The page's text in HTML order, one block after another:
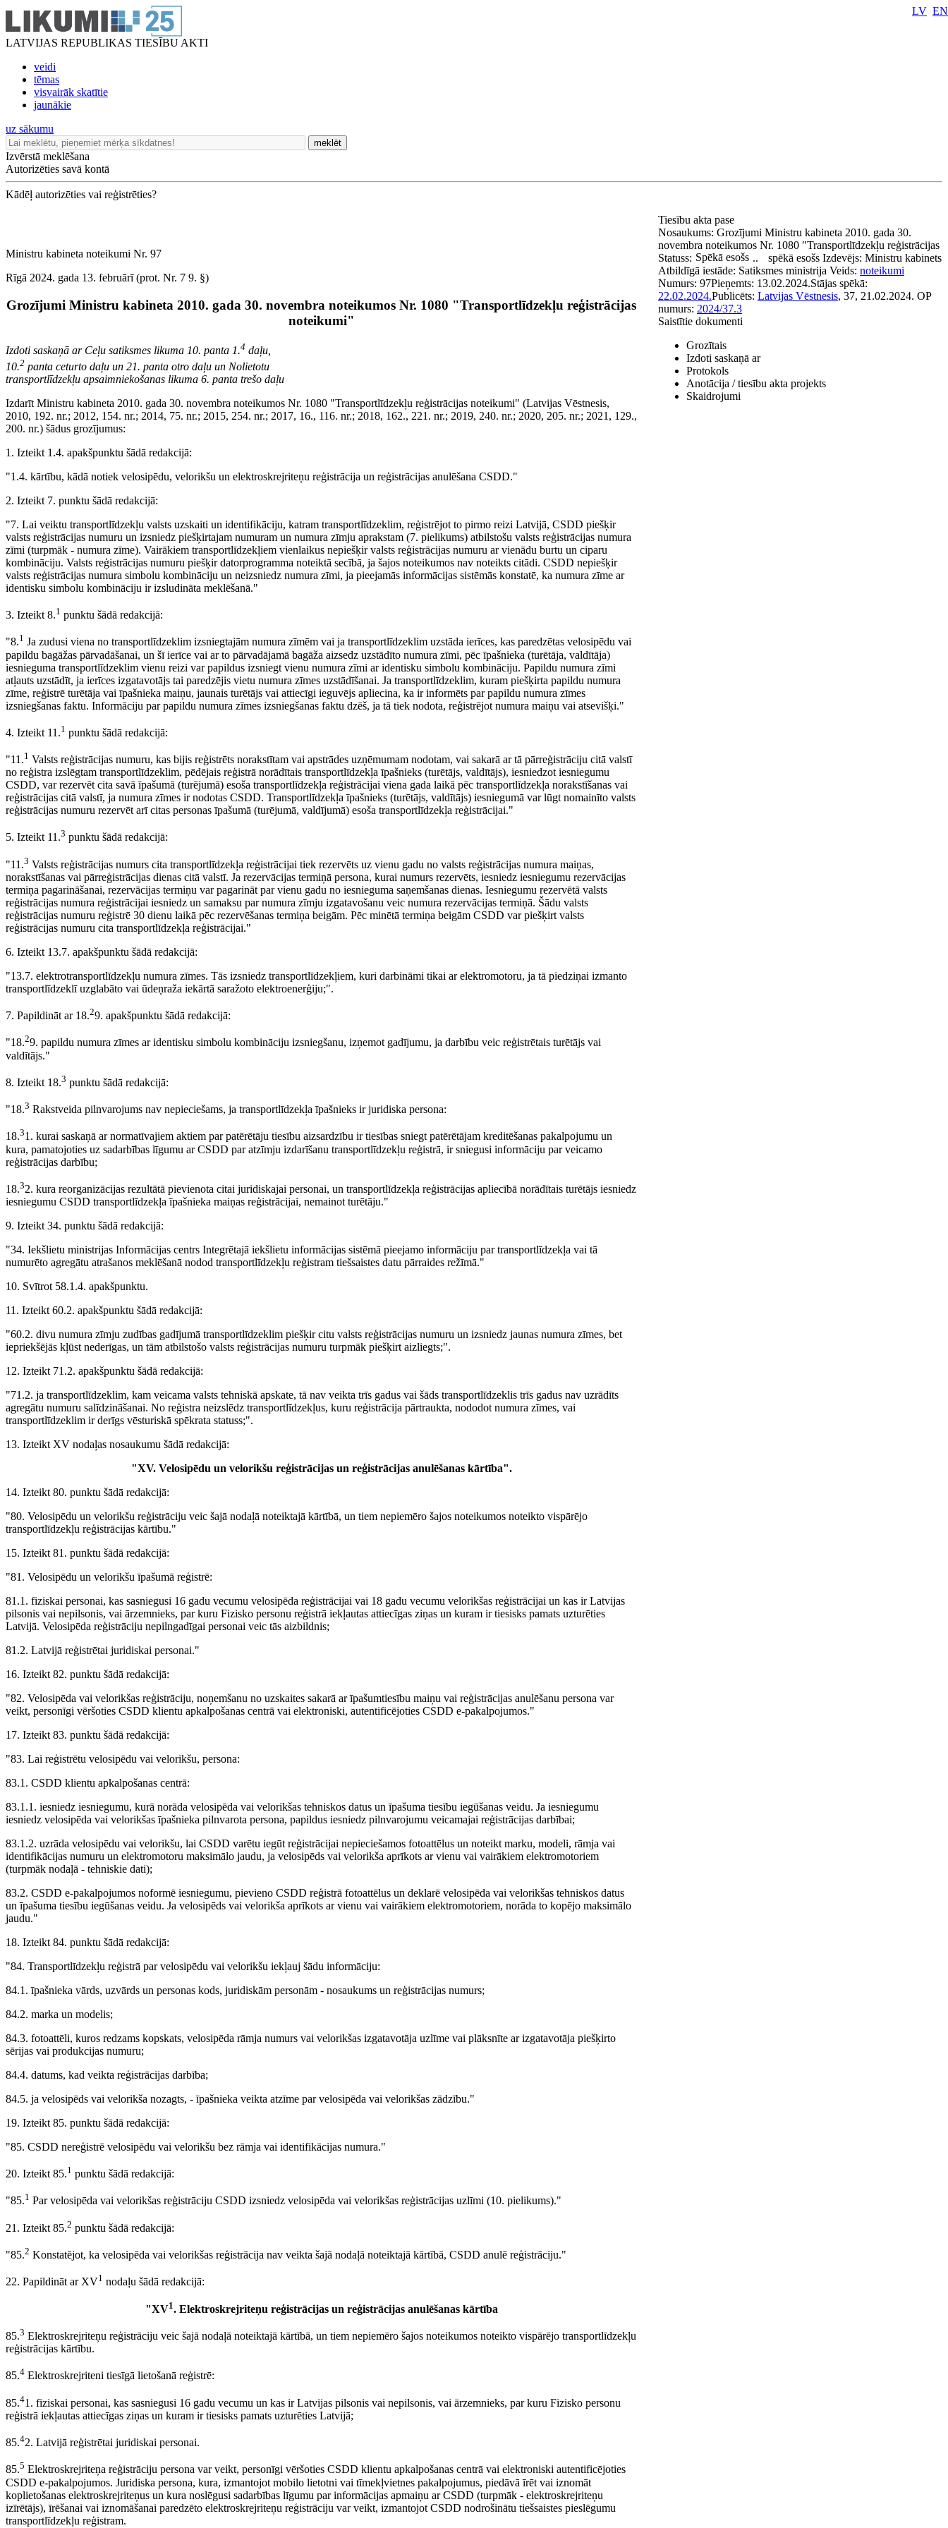
LATVIJAS REPUBLIKAS TIESĪBU AKTI
veidi
tēmas
visvairāk skatītie
jaunākie
LV EN
uz sākumu
meklēt
Izvērstā meklēšana
Autorizēties savā kontā
Kādēļ autorizēties vai reģistrēties?
Ministru kabineta noteikumi Nr. 97
Rīgā 2024. gada 13. februārī (prot. Nr. 7 9. §)
Grozījumi Ministru kabineta 2010. gada 30. novembra noteikumos Nr. 1080 "Transportlīdzekļu reģistrācijas
noteikumi"
Izdoti saskaņā ar Ceļu satiksmes likuma 10. panta 1.4 daļu,
10.2 panta ceturto daļu un 21. panta otro daļu un Nolietotu
transportlīdzekļu apsaimniekošanas likuma 6. panta trešo daļu
Izdarīt Ministru kabineta 2010. gada 30. novembra noteikumos Nr. 1080 "Transportlīdzekļu reģistrācijas noteikumi" (Latvijas Vēstnesis,
2010, 192. nr.; 2012, 154. nr.; 2014, 75. nr.; 2015, 254. nr.; 2017, 16., 116. nr.; 2018, 162., 221. nr.; 2019, 240. nr.; 2020, 205. nr.; 2021, 129.,
200. nr.) šādus grozījumus:
1. Izteikt 1.4. apakšpunktu šādā redakcijā:
"1.4. kārtību, kādā notiek velosipēdu, velorikšu un elektroskrejriteņu reģistrācija un reģistrācijas anulēšana CSDD."
2. Izteikt 7. punktu šādā redakcijā:
"7. Lai veiktu transportlīdzekļu valsts uzskaiti un identifikāciju, katram transportlīdzeklim, reģistrējot to pirmo reizi Latvijā, CSDD piešķir
valsts reģistrācijas numuru un izsniedz piešķirtajam numuram un numura zīmju aprakstam (7. pielikums) atbilstošu valsts reģistrācijas numura
zīmi (turpmāk - numura zīme). Vairākiem transportlīdzekļiem vienlaikus nepiešķir valsts reģistrācijas numuru ar vienādu burtu un ciparu
kombināciju. Valsts reģistrācijas numuru piešķir datorprogramma noteiktā secībā, ja šajos noteikumos nav noteikts citādi. CSDD nepiešķir
valsts reģistrācijas numura simbolu kombināciju un neizsniedz numura zīmi, ja pieejamās informācijas sistēmās konstatē, ka numura zīme ar
identisku simbolu kombināciju ir izsludināta meklēšanā."
3. Izteikt 8.1 punktu šādā redakcijā:
"8.1 Ja zudusi viena no transportlīdzeklim izsniegtajām numura zīmēm vai ja transportlīdzeklim uzstāda ierīces, kas paredzētas velosipēdu vai
papildu bagāžas pārvadāšanai, un šī ierīce vai ar to pārvadājamā bagāža aizsedz uzstādīto numura zīmi, pēc īpašnieka (turētāja, valdītāja)
iesnieguma transportlīdzeklim vienu reizi var papildus izsniegt vienu numura zīmi ar identisku simbolu kombināciju. Papildu numura zīmi
atļauts uzstādīt, ja ierīces izgatavotājs tai paredzējis vietu numura zīmes uzstādīšanai. Ja transportlīdzeklim, kuram piešķirta papildu numura
zīme, reģistrē turētāja vai īpašnieka maiņu, jaunais turētājs vai attiecīgi ieguvējs apliecina, ka ir informēts par papildu numura zīmes
izsniegšanas faktu. Informāciju par papildu numura zīmes izsniegšanas faktu dzēš, ja tā tiek nodota, reģistrējot numura maiņu vai atsevišķi."
4. Izteikt 11.1 punktu šādā redakcijā:
"11.1 Valsts reģistrācijas numuru, kas bijis reģistrēts norakstītam vai apstrādes uzņēmumam nodotam, vai sakarā ar tā pārreģistrāciju citā valstī
no reģistra izslēgtam transportlīdzeklim, pēdējais reģistrā norādītais transportlīdzekļa īpašnieks (turētājs, valdītājs), iesniedzot iesniegumu
CSDD, var rezervēt cita savā īpašumā (turējumā) esoša transportlīdzekļa reģistrācijai viena gada laikā pēc transportlīdzekļa norakstīšanas vai
reģistrācijas citā valstī, ja numura zīmes ir nodotas CSDD. Transportlīdzekļa īpašnieks (turētājs, valdītājs) iesniegumā var lūgt nomainīto valsts
reģistrācijas numuru rezervēt arī citas personas īpašumā (turējumā, valdījumā) esoša transportlīdzekļa reģistrācijai."
5. Izteikt 11.3 punktu šādā redakcijā:
"11.3 Valsts reģistrācijas numurs cita transportlīdzekļa reģistrācijai tiek rezervēts uz vienu gadu no valsts reģistrācijas numura maiņas,
norakstīšanas vai pārreģistrācijas dienas citā valstī. Ja rezervācijas termiņā persona, kurai numurs rezervēts, iesniedz iesniegumu rezervācijas
termiņa pagarināšanai, rezervācijas termiņu var pagarināt par vienu gadu no iesnieguma saņemšanas dienas. Iesniegumu rezervētā valsts
reģistrācijas numura reģistrācijai iesniedz un samaksu par numura zīmju izgatavošanu veic numura rezervācijas termiņā. Šādu valsts
reģistrācijas numuru reģistrē 30 dienu laikā pēc rezervēšanas termiņa beigām. Pēc minētā termiņa beigām CSDD var piešķirt valsts
reģistrācijas numuru cita transportlīdzekļa reģistrācijai."
6. Izteikt 13.7. apakšpunktu šādā redakcijā:
"13.7. elektrotransportlīdzekļu numura zīmes. Tās izsniedz transportlīdzekļiem, kuri darbināmi tikai ar elektromotoru, ja tā piedziņai izmanto
transportlīdzeklī uzglabāto vai ūdeņraža iekārtā saražoto elektroenerģiju;".
7. Papildināt ar 18.29. apakšpunktu šādā redakcijā:
"18.29. papildu numura zīmes ar identisku simbolu kombināciju izsniegšanu, izņemot gadījumu, ja darbību veic reģistrētais turētājs vai
valdītājs."
8. Izteikt 18.3 punktu šādā redakcijā:
"18.3 Rakstveida pilnvarojums nav nepieciešams, ja transportlīdzekļa īpašnieks ir juridiska persona:
18.31. kurai saskaņā ar normatīvajiem aktiem par patērētāju tiesību aizsardzību ir tiesības sniegt patērētājam kreditēšanas pakalpojumu un
kura, pamatojoties uz sadarbības līgumu ar CSDD par atzīmju izdarīšanu transportlīdzekļu reģistrā, ir sniegusi informāciju par veicamo
reģistrācijas darbību;
18.32. kura reorganizācijas rezultātā pievienota citai juridiskajai personai, un transportlīdzekļa reģistrācijas apliecībā norādītais turētājs iesniedz
iesniegumu CSDD transportlīdzekļa īpašnieka maiņas reģistrācijai, nemainot turētāju."
9. Izteikt 34. punktu šādā redakcijā:
"34. Iekšlietu ministrijas Informācijas centrs Integrētajā iekšlietu informācijas sistēmā pieejamo informāciju par transportlīdzekļa vai tā
numurēto agregātu atrašanos meklēšanā nodod transportlīdzekļu reģistram tiešsaistes datu pārraides režīmā."
10. Svītrot 58.1.4. apakšpunktu.
11. Izteikt 60.2. apakšpunktu šādā redakcijā:
"60.2. divu numura zīmju zudības gadījumā transportlīdzeklim piešķir citu valsts reģistrācijas numuru un izsniedz jaunas numura zīmes, bet
iepriekšējās kļūst nederīgas, un tām atbilstošo valsts reģistrācijas numuru turpmāk piešķirt aizliegts;".
12. Izteikt 71.2. apakšpunktu šādā redakcijā:
"71.2. ja transportlīdzeklim, kam veicama valsts tehniskā apskate, tā nav veikta trīs gadus vai šāds transportlīdzeklis trīs gadus nav uzrādīts
agregātu numuru salīdzināšanai. No reģistra neizslēdz transportlīdzekļus, kuru reģistrācija pārtraukta, nododot numura zīmes, vai
transportlīdzeklim ir derīgs vēsturiskā spēkrata statuss;".
13. Izteikt XV nodaļas nosaukumu šādā redakcijā:
"XV. Velosipēdu un velorikšu reģistrācijas un reģistrācijas anulēšanas kārtība".
14. Izteikt 80. punktu šādā redakcijā:
"80. Velosipēdu un velorikšu reģistrāciju veic šajā nodaļā noteiktajā kārtībā, un tiem nepiemēro šajos noteikumos noteikto vispārējo
transportlīdzekļu reģistrācijas kārtību."
15. Izteikt 81. punktu šādā redakcijā:
"81. Velosipēdu un velorikšu īpašumā reģistrē:
81.1. fiziskai personai, kas sasniegusi 16 gadu vecumu velosipēda reģistrācijai vai 18 gadu vecumu velorikšas reģistrācijai un kas ir Latvijas
pilsonis vai nepilsonis, vai ārzemnieks, par kuru Fizisko personu reģistrā iekļautas attiecīgas ziņas un kuram ir tiesisks pamats uzturēties
Latvijā. Velosipēda reģistrāciju nepilngadīgai personai veic tās aizbildnis;
81.2. Latvijā reģistrētai juridiskai personai."
16. Izteikt 82. punktu šādā redakcijā:
"82. Velosipēda vai velorikšas reģistrāciju, noņemšanu no uzskaites sakarā ar īpašumtiesību maiņu vai reģistrācijas anulēšanu persona var
veikt, personīgi vēršoties CSDD klientu apkalpošanas centrā vai elektroniski, autentificējoties CSDD e-pakalpojumos."
17. Izteikt 83. punktu šādā redakcijā:
"83. Lai reģistrētu velosipēdu vai velorikšu, persona:
83.1. CSDD klientu apkalpošanas centrā:
83.1.1. iesniedz iesniegumu, kurā norāda velosipēda vai velorikšas tehniskos datus un īpašuma tiesību iegūšanas veidu. Ja iesniegumu
iesniedz velosipēda vai velorikšas īpašnieka pilnvarota persona, papildus iesniedz pilnvarojumu veicamajai reģistrācijas darbībai;
83.1.2. uzrāda velosipēdu vai velorikšu, lai CSDD varētu iegūt reģistrācijai nepieciešamos fotoattēlus un noteikt marku, modeli, rāmja vai
identifikācijas numuru un elektromotoru maksimālo jaudu, ja velosipēds vai velorikša aprīkots ar vienu vai vairākiem elektromotoriem
(turpmāk nodaļā - tehniskie dati);
83.2. CSDD e-pakalpojumos noformē iesniegumu, pievieno CSDD reģistrā fotoattēlus un deklarē velosipēda vai velorikšas tehniskos datus
un īpašuma tiesību iegūšanas veidu. Ja velosipēds vai velorikša aprīkots ar vienu vai vairākiem elektromotoriem, norāda to kopējo maksimālo
jaudu."
18. Izteikt 84. punktu šādā redakcijā:
"84. Transportlīdzekļu reģistrā par velosipēdu vai velorikšu iekļauj šādu informāciju:
84.1. īpašnieka vārds, uzvārds un personas kods, juridiskām personām - nosaukums un reģistrācijas numurs;
84.2. marka un modelis;
84.3. fotoattēli, kuros redzams kopskats, velosipēda rāmja numurs vai velorikšas izgatavotāja uzlīme vai plāksnīte ar izgatavotāja piešķirto
sērijas vai produkcijas numuru;
84.4. datums, kad veikta reģistrācijas darbība;
84.5. ja velosipēds vai velorikša nozagts, - īpašnieka veikta atzīme par velosipēda vai velorikšas zādzību."
19. Izteikt 85. punktu šādā redakcijā:
"85. CSDD nereģistrē velosipēdu vai velorikšu bez rāmja vai identifikācijas numura."
20. Izteikt 85.1 punktu šādā redakcijā:
"85.1 Par velosipēda vai velorikšas reģistrāciju CSDD izsniedz velosipēda vai velorikšas reģistrācijas uzlīmi (10. pielikums)."
21. Izteikt 85.2 punktu šādā redakcijā:
"85.2 Konstatējot, ka velosipēda vai velorikšas reģistrācija nav veikta šajā nodaļā noteiktajā kārtībā, CSDD anulē reģistrāciju."
22. Papildināt ar XV1 nodaļu šādā redakcijā:
"XV1. Elektroskrejriteņu reģistrācijas un reģistrācijas anulēšanas kārtība
85.3 Elektroskrejriteņu reģistrāciju veic šajā nodaļā noteiktajā kārtībā, un tiem nepiemēro šajos noteikumos noteikto vispārējo transportlīdzekļu
reģistrācijas kārtību.
85.4 Elektroskrejriteni tiesīgā lietošanā reģistrē:
85.41. fiziskai personai, kas sasniegusi 16 gadu vecumu un kas ir Latvijas pilsonis vai nepilsonis, vai ārzemnieks, par kuru Fizisko personu
reģistrā iekļautas attiecīgas ziņas un kuram ir tiesisks pamats uzturēties Latvijā;
85.42. Latvijā reģistrētai juridiskai personai.
85.5 Elektroskrejriteņa reģistrāciju persona var veikt, personīgi vēršoties CSDD klientu apkalpošanas centrā vai elektroniski autentificējoties
CSDD e-pakalpojumos. Juridiska persona, kura, izmantojot mobilo lietotni vai tīmekļvietnes pakalpojumus, piedāvā īrēt vai iznomāt
koplietošanas elektroskrejriteņus un kura noslēgusi sadarbības līgumu par informācijas apmaiņu ar CSDD (turpmāk - elektroskrejriteņu
izīrētājs), īrēšanai vai iznomāšanai paredzēto elektroskrejriteņu reģistrāciju var veikt, izmantojot CSDD nodrošinātu tiešsaistes pieslēgumu
transportlīdzekļu reģistram.
Tiesību akta pase
Nosaukums: Grozījumi Ministru kabineta 2010. gada 30.
novembra noteikumos Nr. 1080 "Transportlīdzekļu reģistrācijas
..
Statuss: Spēkā esošs spēkā esošs Izdevējs: Ministru kabinets
Atbildīgā iestāde: Satiksmes ministrija Veids: noteikumi
Numurs: 97Pieņemts: 13.02.2024.Stājas spēkā:
22.02.2024.Publicēts: Latvijas Vēstnesis, 37, 21.02.2024. OP
numurs: 2024/37.3
Saistītie dokumenti
Grozītais
Izdoti saskaņā ar
Protokols
Anotācija / tiesību akta projekts
Skaidrojumi